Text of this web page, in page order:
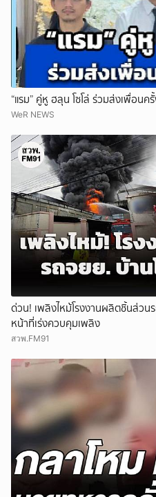
“แรม” คู่หู ฮลุน โซโล่ ร่วมส่งเพื่อนค
WeR NEWS
ด่วน! เพลิงไหม้โรงงานผลิตชิ้นส่วน
หน้าที่เร่งควบคุมเพลิง
สวพ.FM91